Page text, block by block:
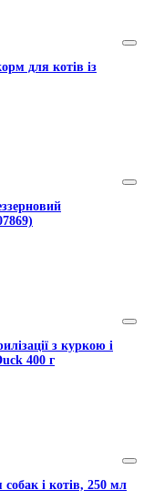
для котів із
з куркою і
400 г
і котів, 250 мл